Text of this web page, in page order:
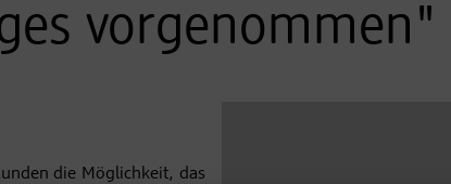
vorgenommen"
die Möglichkeit, das